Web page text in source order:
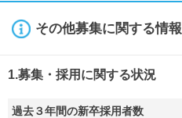
その他募集に関する情報
1.募集・採用に関する状況
過去３年間の新卒採用者数